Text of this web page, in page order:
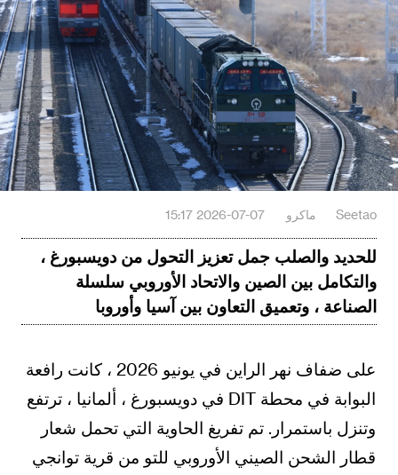
Seetao ماكرو 2026-07-07 15:17
للحديد والصلب جمل تعزيز التحول من دويسبورغ ،
والتكامل بين الصين والاتحاد الأوروبي سلسلة
الصناعة ، وتعميق التعاون بين آسيا وأوروبا
على ضفاف نهر الراين في يونيو 2026 ، كانت رافعة
البوابة في محطة DIT في دويسبورغ ، ألمانيا ، ترتفع
وتنزل باستمرار. تم تفريغ الحاوية التي تحمل شعار
قطار الشحن الصيني الأوروبي للتو من قرية توانجي